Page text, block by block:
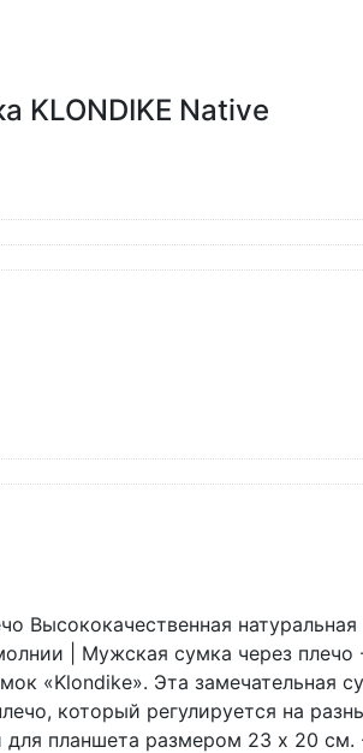
KLONDIKE Native
Высококачественная
| Мужская сумка через
«Klondike». Эта замечательная
который регулируется на
планшета размером 23 х 20 см.